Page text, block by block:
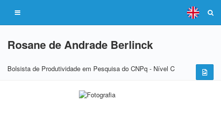
Rosane de Andrade Berlinck
Bolsista de Produtividade em Pesquisa do CNPq - Nível C